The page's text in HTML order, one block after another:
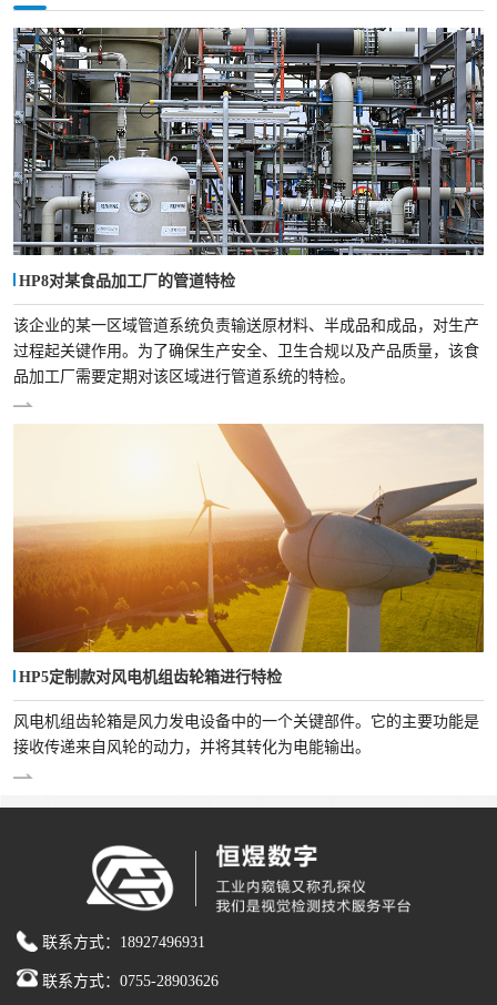
HP8对某食品加工厂的管道特检
该企业的某一区域管道系统负责输送原材料、半成品和成品，对生产
过程起关键作用。为了确保生产安全、卫生合规以及产品质量，该食
品加工厂需要定期对该区域进行管道系统的特检。
HP5定制款对风电机组齿轮箱进行特检
风电机组齿轮箱是风力发电设备中的一个关键部件。它的主要功能是
接收传递来自风轮的动力，并将其转化为电能输出。
联系方式：18927496931
联系方式：0755-28903626